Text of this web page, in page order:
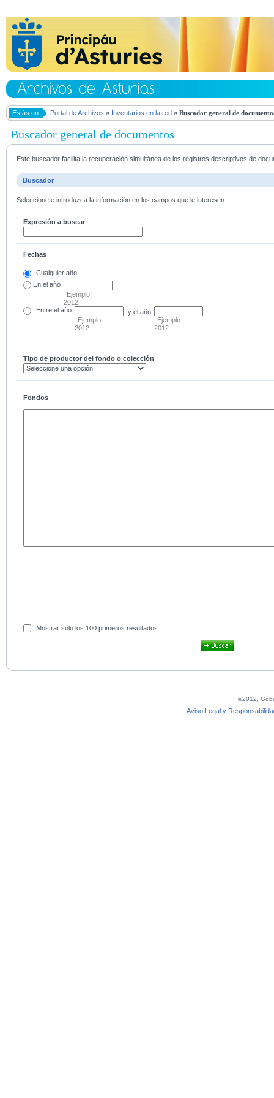
Estás en Portal de Archivos » Inventarios en la red » Buscador general de
Buscador general de documentos
Este buscador facilita la recuperación simultánea de los registros descriptivos de
Buscador
Seleccione e introduzca la información en los campos que le interesen.
Expresión a buscar
Fechas
Cualquier año
En el año
Ejemplo:
2012
Entre el año
Ejemplo:
2012
y el año
Ejemplo:
2012
Tipo de productor del fondo o colección
Fondos
Mostrar sólo los 100 primeros resultados
©2012,
Aviso Legal y